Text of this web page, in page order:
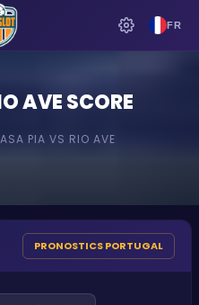
FR
AVESCORE
PIA VS RIO AVE
PRONOSTICS PORTUGAL